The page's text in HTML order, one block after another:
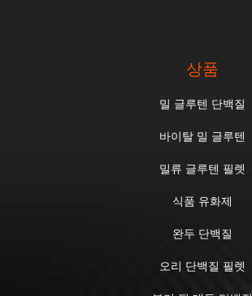
상품
밀 글루텐 단백질
바이탈 밀 글루텐
밀류 글루텐 필렛
식품 유화제
완두 단백질
오리 단백질 필렛